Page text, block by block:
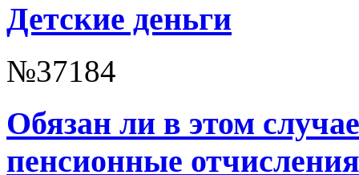
Детские деньги
№37184
Обязан ли в этом
пенсионные